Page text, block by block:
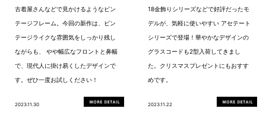
古着屋さんなどで見かけるようなビン
テージフレーム。今回の新作は、ビン
テージライクな雰囲気をしっかり残し
ながらも、 やや幅広なフロントと鼻幅
で、現代人に掛け易くしたデザインで
す。ぜひ一度お試しください！
2023.11.30
18金飾りシリーズなどで好評だったモ
デルが、気軽に使いやすい アセテート
シリーズで登場！華やかなデザインの
グラスコードも2型入荷してきまし
た。クリスマスプレゼントにもおすす
めです。
2023.11.22